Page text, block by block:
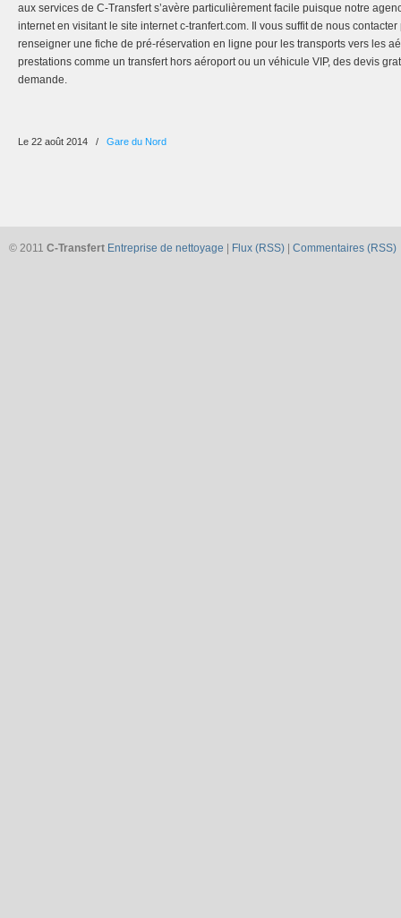
aux services de C-Transfert s’avère particulièrement facile puisque notre
internet en visitant le site internet c-tranfert.com. Il vous suffit de nous
renseigner une fiche de pré-réservation en ligne pour les transports vers les
prestations comme un transfert hors aéroport ou un véhicule VIP, des devis
demande.
Le 22 août 2014 / Gare du Nord
© 2011 C-Transfert Entreprise de nettoyage Flux (RSS) Commentaires (RSS)